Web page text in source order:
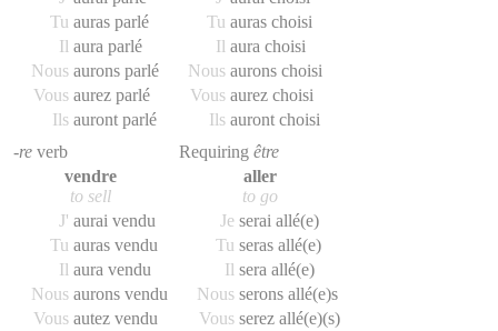
Tu auras parlé
Il aura parlé
Nous aurons parlé
Vous aurez parlé
Ils auront parlé
Tu auras choisi
Il aura choisi
Nous aurons choisi
Vous aurez choisi
Ils auront choisi
-re verb
vendre
to sell
J' aurai vendu
Tu auras vendu
Il aura vendu
Nous aurons vendu
Vous autez vendu
Requiring être
aller
to go
Je serai allé(e)
Tu seras allé(e)
Il sera allé(e)
Nous serons allé(e)s
Vous serez allé(e)(s)